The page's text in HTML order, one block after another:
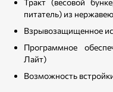
Тракт (весовой
питатель) из
Взрывозащищенное
Программное
Лайт)
Возможность